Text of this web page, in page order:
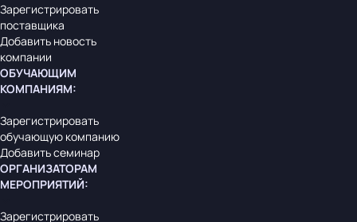
Зарегистрировать
поставщика
Добавить новость
компании
ОБУЧАЮЩИМ
КОМПАНИЯМ:
Зарегистрировать
обучающую компанию
Добавить семинар
ОРГАНИЗАТОРАМ
МЕРОПРИЯТИЙ:
Зарегистрировать